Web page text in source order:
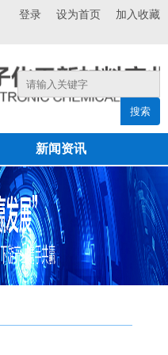
登录 设为首页 加入收藏
搜索
新闻资讯
产品展示